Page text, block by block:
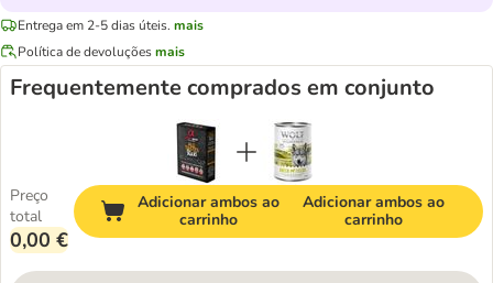
Entrega em 2-5 dias úteis. mais
Política de devoluçõesmais
Frequentemente comprados em conjunto
Preço
total
0,00 €
Adicionar ambos ao
carrinho
Adicionar ambos ao
carrinho